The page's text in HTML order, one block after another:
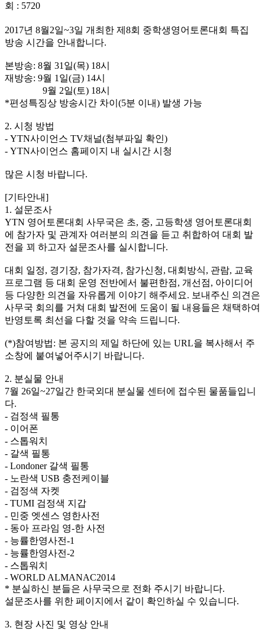
회 : 5720
2017년 8월2일~3일 개최한 제8회 중학생영어토론대회 특집
방송 시간을 안내합니다.
본방송: 8월 31일(목) 18시
재방송: 9월 1일(금) 14시
9월 2일(토) 18시
*편성특징상 방송시간 차이(5분 이내) 발생 가능
2. 시청 방법
- YTN사이언스 TV채널(첨부파일 확인)
- YTN사이언스 홈페이지 내 실시간 시청
많은 시청 바랍니다.
[기타안내]
1. 설문조사
YTN 영어토론대회 사무국은 초, 중, 고등학생 영어토론대회
에 참가자 및 관계자 여러분의 의견을 듣고 취합하여 대회 발
전을 꾀 하고자 설문조사를 실시합니다.
대회 일정, 경기장, 참가자격, 참가신청, 대회방식, 관람, 교육
프로그램 등 대회 운영 전반에서 불편한점, 개선점, 아이디어
등 다양한 의견을 자유롭게 이야기 해주세요. 보내주신 의견은
사무국 회의를 거쳐 대회 발전에 도움이 될 내용들은 채택하여
반영토록 최선을 다할 것을 약속 드립니다.
(*)참여방법: 본 공지의 제일 하단에 있는 URL을 복사해서 주
소창에 붙여넣어주시기 바랍니다.
2. 분실물 안내
7월 26일~27일간 한국외대 분실물 센터에 접수된 물품들입니
다.
- 검정색 필통
- 이어폰
- 스톱워치
- 갈색 필통
- Londoner 갈색 필통
- 노란색 USB 충전케이블
- 검정색 자켓
- TUMI 검정색 지갑
- 민중 엣센스 영한사전
- 동아 프라임 영-한 사전
- 능률한영사전-1
- 능률한영사전-2
- 스톱워치
- WORLD ALMANAC2014
* 분실하신 분들은 사무국으로 전화 주시기 바랍니다.
설문조사를 위한 페이지에서 같이 확인하실 수 있습니다.
3. 현장 사진 및 영상 안내